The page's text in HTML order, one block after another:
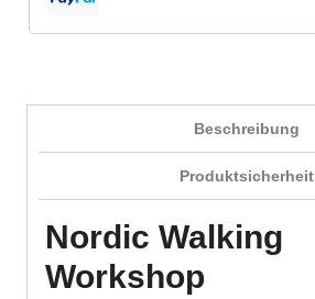
Beschreibung
Produktsicherheit
Nordic Walking
Workshop